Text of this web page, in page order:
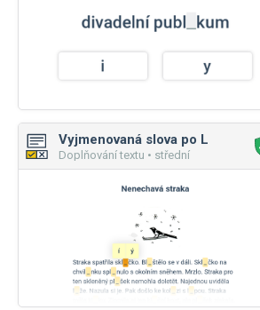
Vyjmenovaná slova po L
Doplňování textu • střední